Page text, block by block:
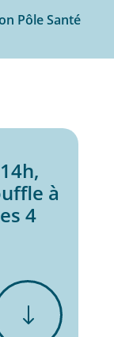
Pôle Santé
à
4
"